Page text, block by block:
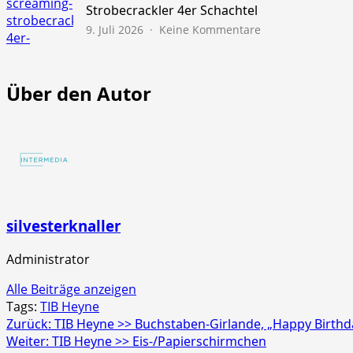
Strobecrackler 4er Schachtel
9. Juli 2026 Keine Kommentare
Über den Autor
silvesterknaller
Administrator
Alle Beiträge anzeigen
Tags: TIB Heyne
Beitragsnavigation
Zurück: TIB Heyne >> Buchstaben-Girlande, „Happy
Weiter: TIB Heyne >> Eis-/Papierschirmchen